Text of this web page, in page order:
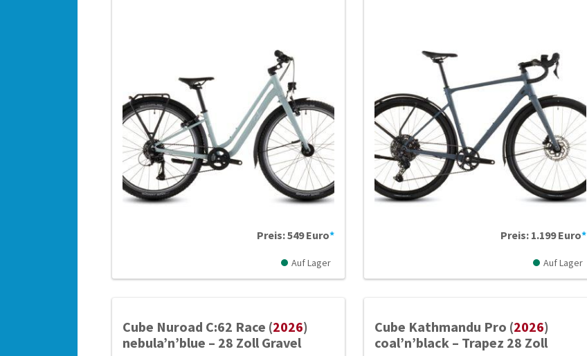
Preis: 549 Euro*
Auf Lager
Preis: 1.199 Euro*
Auf Lager
Cube Nuroad C:62 Race (2026)
nebula’n’blue – 28 Zoll Gravel
Cube Kathmandu Pro (2026)
coal’n’black – Trapez 28 Zoll